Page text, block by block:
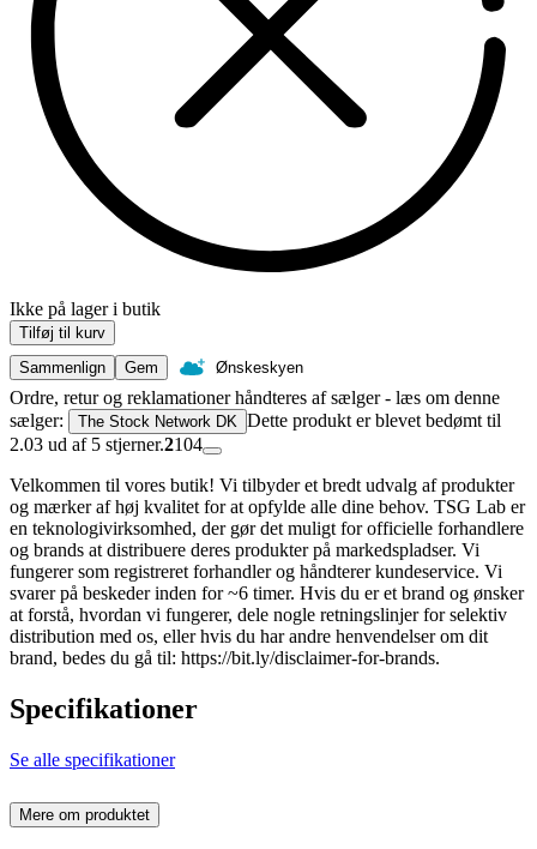
Ikke på lager i butik
Tilføj til kurv
Sammenlign
Gem Ønskeskyen
Ordre, retur og reklamationer håndteres af sælger - læs om denne
sælger:
The Stock Network DK Dette produkt er blevet bedømt til
2.03 ud af 5 stjerner.2104
Velkommen til vores butik! Vi tilbyder et bredt udvalg af produkter
og mærker af høj kvalitet for at opfylde alle dine behov. TSG Lab er
en teknologivirksomhed, der gør det muligt for officielle forhandlere
og brands at distribuere deres produkter på markedspladser. Vi
fungerer som registreret forhandler og håndterer kundeservice. Vi
svarer på beskeder inden for ~6 timer. Hvis du er et brand og ønsker
at forstå, hvordan vi fungerer, dele nogle retningslinjer for selektiv
distribution med os, eller hvis du har andre henvendelser om dit
brand, bedes du gå til: https://bit.ly/disclaimer-for-brands.
Specifikationer
Se alle specifikationer
Mere om produktet